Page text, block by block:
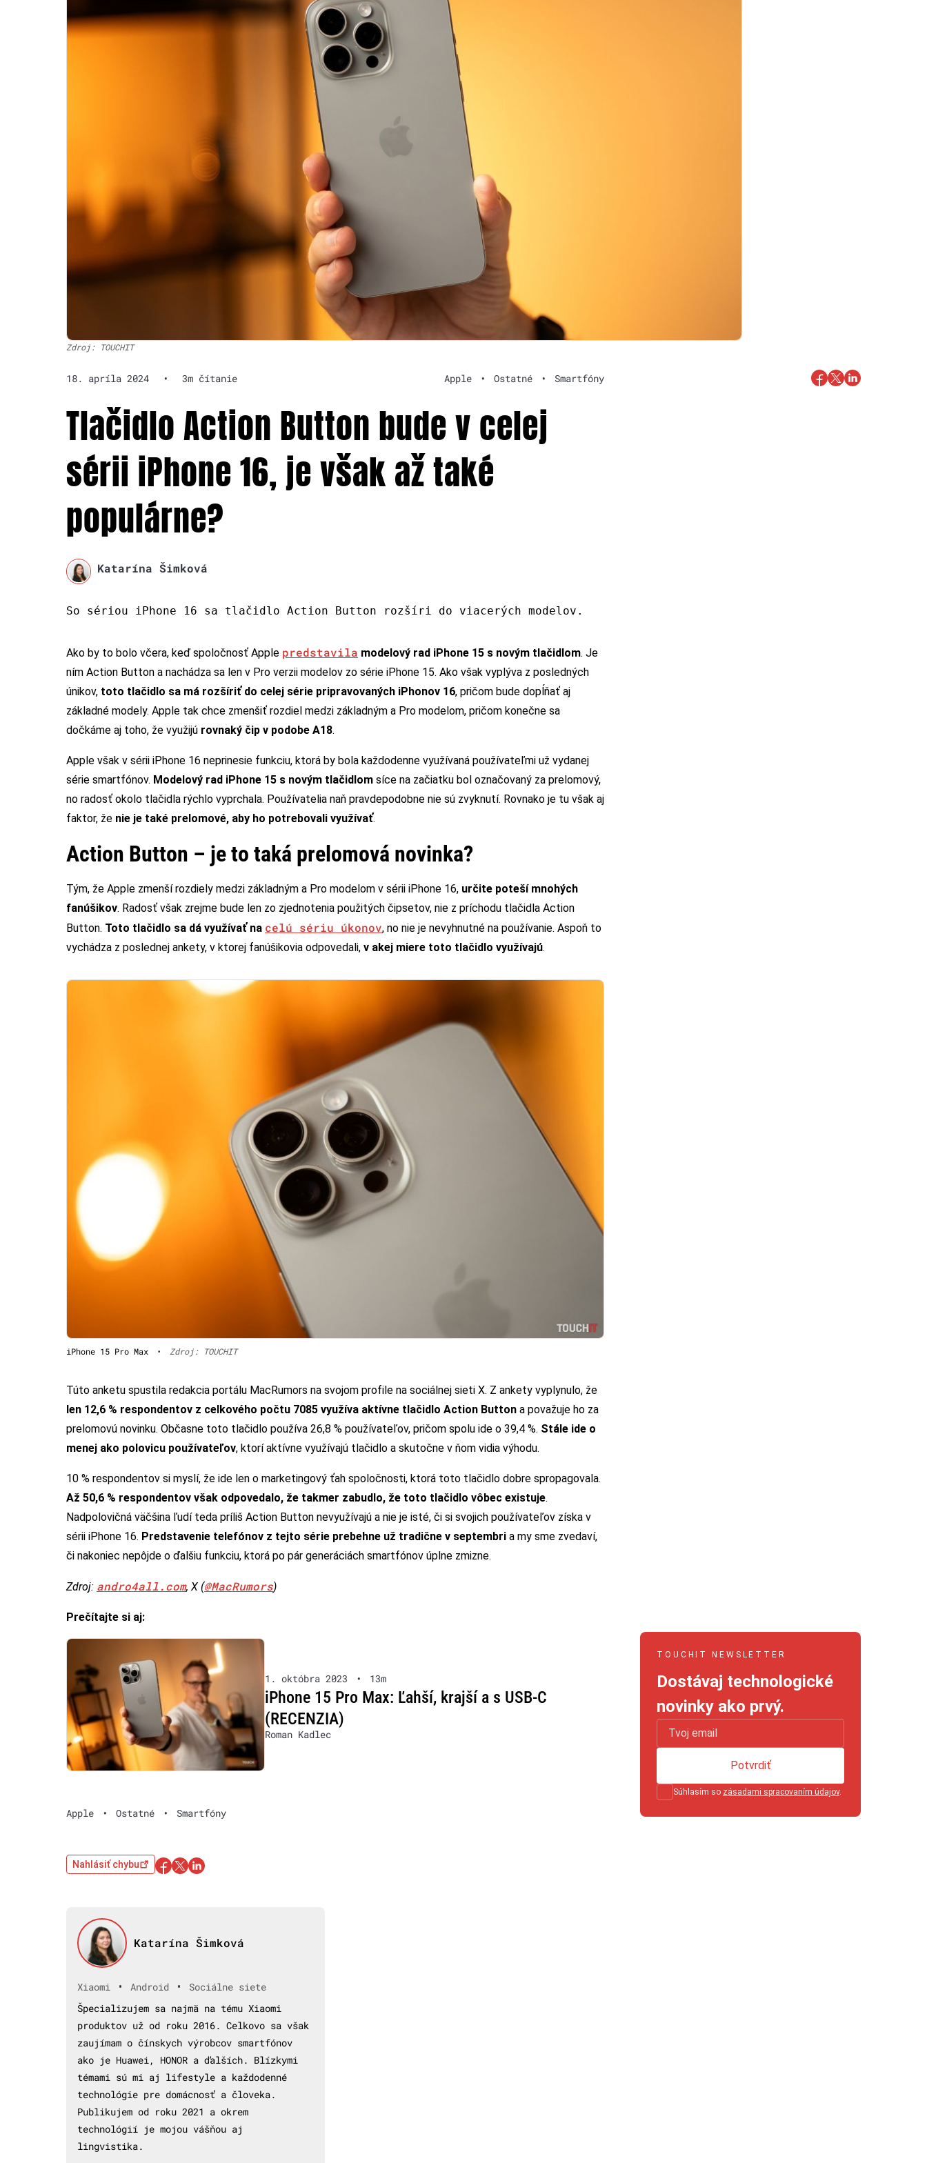
Zdroj: TOUCHIT
18. apríla 2024 • 3m čítanie Apple • Ostatné • Smartfóny
Tlačidlo Action Button bude v celej
sérii iPhone 16, je však až také
populárne?
Katarína Šimková
So sériou iPhone 16 sa tlačidlo Action Button rozšíri do viacerých modelov.
Ako by to bolo včera, keď spoločnosť Apple predstavila modelový rad iPhone 15 s novým tlačidlom. Je
ním Action Button a nachádza sa len v Pro verzii modelov zo série iPhone 15. Ako však vyplýva z posledných
únikov, toto tlačidlo sa má rozšíriť do celej série pripravovaných iPhonov 16, pričom bude dopĺňať aj
základné modely. Apple tak chce zmenšiť rozdiel medzi základným a Pro modelom, pričom konečne sa
dočkáme aj toho, že využijú rovnaký čip v podobe A18.
Apple však v sérii iPhone 16 neprinesie funkciu, ktorá by bola každodenne využívaná používateľmi už vydanej
série smartfónov. Modelový rad iPhone 15 s novým tlačidlom síce na začiatku bol označovaný za prelomový,
no radosť okolo tlačidla rýchlo vyprchala. Používatelia naň pravdepodobne nie sú zvyknutí. Rovnako je tu však aj
faktor, že nie je také prelomové, aby ho potrebovali využívať.
Action Button – je to taká prelomová novinka?
Tým, že Apple zmenší rozdiely medzi základným a Pro modelom v sérii iPhone 16, určite poteší mnohých
fanúšikov. Radosť však zrejme bude len zo zjednotenia použitých čipsetov, nie z príchodu tlačidla Action
Button. Toto tlačidlo sa dá využívať na celú sériu úkonov, no nie je nevyhnutné na používanie. Aspoň to
vychádza z poslednej ankety, v ktorej fanúšikovia odpovedali, v akej miere toto tlačidlo využívajú.
iPhone 15 Pro Max • Zdroj: TOUCHIT
Túto anketu spustila redakcia portálu MacRumors na svojom profile na sociálnej sieti X. Z ankety vyplynulo, že
len 12,6 % respondentov z celkového počtu 7085 využíva aktívne tlačidlo Action Button a považuje ho za
prelomovú novinku. Občasne toto tlačidlo používa 26,8 % používateľov, pričom spolu ide o 39,4 %. Stále ide o
menej ako polovicu používateľov, ktorí aktívne využívajú tlačidlo a skutočne v ňom vidia výhodu.
10 % respondentov si myslí, že ide len o marketingový ťah spoločnosti, ktorá toto tlačidlo dobre spropagovala.
Až 50,6 % respondentov však odpovedalo, že takmer zabudlo, že toto tlačidlo vôbec existuje.
Nadpolovičná väčšina ľudí teda príliš Action Button nevyužívajú a nie je isté, či si svojich používateľov získa v
sérii iPhone 16. Predstavenie telefónov z tejto série prebehne už tradične v septembri a my sme zvedaví,
či nakoniec nepôjde o ďalšiu funkciu, ktorá po pár generáciách smartfónov úplne zmizne.
Zdroj: andro4all.com, X (@MacRumors)
Prečítajte si aj:
1. októbra 2023 • 13m
iPhone 15 Pro Max: Ľahší, krajší a s USB-C
(RECENZIA)
Roman Kadlec
Apple • Ostatné • Smartfóny
Nahlásiť chybu
Katarína Šimková
Xiaomi • Android •
Sociálne siete
Špecializujem sa najmä na tému Xiaomi
produktov už od roku 2016. Celkovo sa však
zaujímam o čínskych výrobcov smartfónov
ako je Huawei, HONOR a ďalších. Blízkymi
témami sú mi aj lifestyle a každodenné
technológie pre domácnosť a človeka.
Publikujem od roku 2021 a okrem
technológií je mojou vášňou aj
lingvistika.
TOUCHIT NEWSLETTER
Dostávaj technologické
novinky ako prvý.
Súhlasím so zásadami spracovaním údajov.
Potvrdiť